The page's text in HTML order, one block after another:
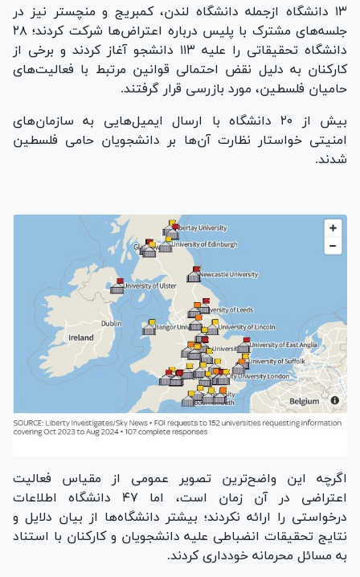
۱۳ دانشگاه ازجمله دانشگاه لندن، کمبریج و منچستر نیز در
جلسه‌های مشترک با پلیس درباره اعتراض‌ها شرکت کردند؛ ۲۸
دانشگاه تحقیقاتی را علیه ۱۱۳ دانشجو آغاز کردند و برخی از
کارکنان به دلیل نقض احتمالی قوانین مرتبط با فعالیت‌های
حامیان فلسطین، مورد بازرسی قرار گرفتند.
بیش از ۲۰ دانشگاه با ارسال ایمیل‌هایی به سازمان‌های
امنیتی خواستار نظارت آن‌ها بر دانشجویان حامی فلسطین
شدند.
اگرچه این واضح‌ترین تصویر عمومی از مقیاس فعالیت
اعتراضی در آن زمان است، اما ۴۷ دانشگاه اطلاعات
درخواستی را ارائه نکردند؛ بیشتر دانشگاه‌ها از بیان دلایل و
نتایج تحقیقات انضباطی علیه دانشجویان و کارکنان با استناد
به مسائل محرمانه خودداری کردند.